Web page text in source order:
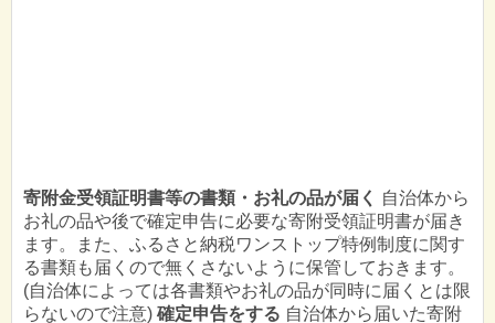
寄附金受領証明書等の書類・お礼の品が届く
自治体から
お礼の品や後で確定申告に必要な寄附受領証明書が届き
ます。また、ふるさと納税ワンストップ特例制度に関す
る書類も届くので無くさないように保管しておきます。
(自治体によっては各書類やお礼の品が同時に届くとは限
らないので注意) 確定申告をする 自治体から届いた寄附